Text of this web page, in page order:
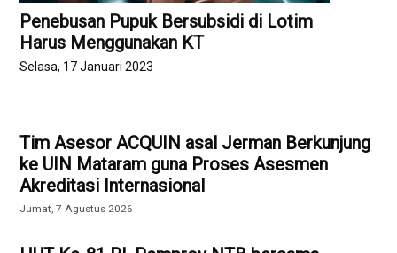
Penebusan Pupuk Bersubsidi di Lotim
Harus Menggunakan KT
Selasa, 17 Januari 2023
Tim Asesor ACQUIN asal Jerman Berkunjung
ke UIN Mataram guna Proses Asesmen
Akreditasi Internasional
Jumat, 7 Agustus 2026